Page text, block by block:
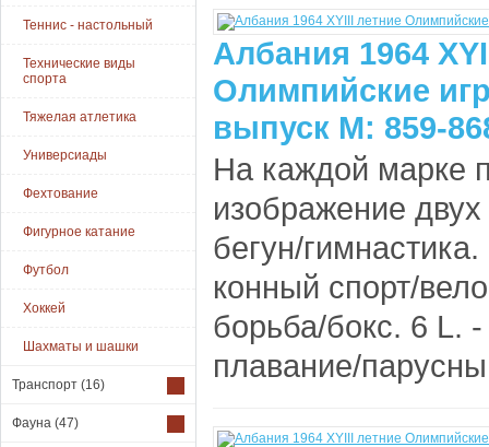
Теннис - настольный
Технические виды
спорта
Тяжелая атлетика
Универсиады
Фехтование
Фигурное катание
Футбол
Хоккей
Шахматы и шашки
Транспорт (16)
Фауна (47)
Албания 1964
Олимпийские
выпуск М: 859-
На каждой марке
изображение
бегун/
конный спорт/
борьба/бокс. 6 L.
плавание/